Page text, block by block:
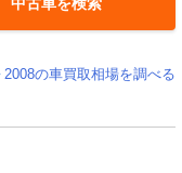
2008の車買取相場を調べる